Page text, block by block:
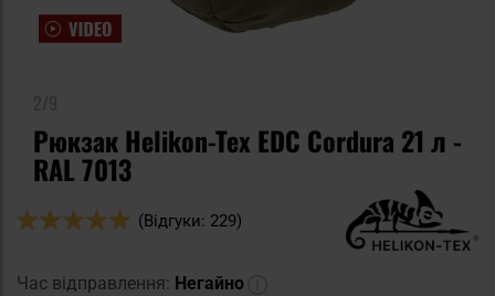
Рюкзак Helikon-Tex EDC Cordura 21 л -
RAL 7013
Оцінка:
(Відгуки: 229)
Час відправлення: Негайно